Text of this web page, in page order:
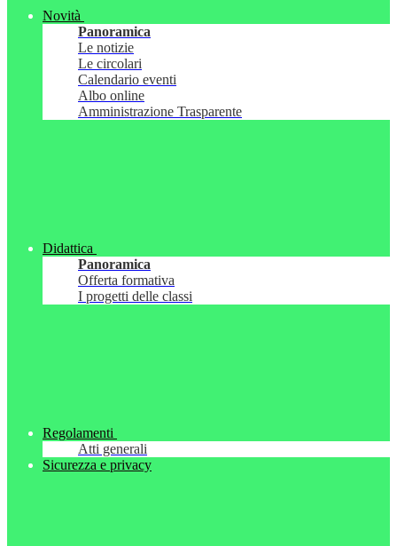
Novità
Panoramica
Le notizie
Le circolari
Calendario eventi
Albo online
Amministrazione Trasparente
Didattica
Panoramica
Offerta formativa
I progetti delle classi
Regolamenti
Atti generali
Sicurezza e privacy